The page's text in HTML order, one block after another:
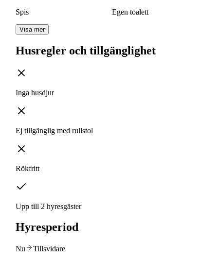
Spis Egen toalett
Visa mer
Husregler och tillgänglighet
Inga husdjur
Ej tillgänglig med rullstol
Rökfritt
Upp till 2 hyresgäster
Hyresperiod
Nu Tillsvidare